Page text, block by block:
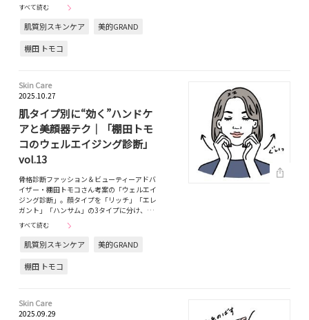
すべて読む
肌質別スキンケア
美的GRAND
棚田 トモコ
Skin Care
2025.10.27
肌タイプ別に“効く”ハンドケ
アと美顔器テク｜「棚田トモ
コのウェルエイジング診断」
vol.13
骨格診断ファッション＆ビューティーアドバ
イザー・棚田トモコさん考案の「ウェルエイ
ジング診断」。顔タイプを「リッチ」「エレ
ガント」「ハンサム」の3タイプに分け、…
すべて読む
肌質別スキンケア
美的GRAND
棚田 トモコ
Skin Care
2025.09.29